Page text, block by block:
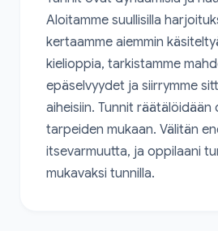
Aloitamme suullisilla
kertaamme aiemmin
kielioppia, tarkistamme
epäselvyydet ja siirrymme
aiheisiin. Tunnit räätälöidään
tarpeiden mukaan. Välitän
itsevarmuutta, ja oppilaani
mukavaksi tunnilla.